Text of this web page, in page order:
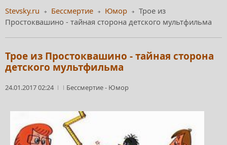
Stevsky.ru Бессмертие Юмор
Трое из
Простоквашино - тайная сторона детского мультфильма
Трое из Простоквашино - тайная сторона
детского мультфильма
24.01.2017 02:24 Бессмертие- Юмор